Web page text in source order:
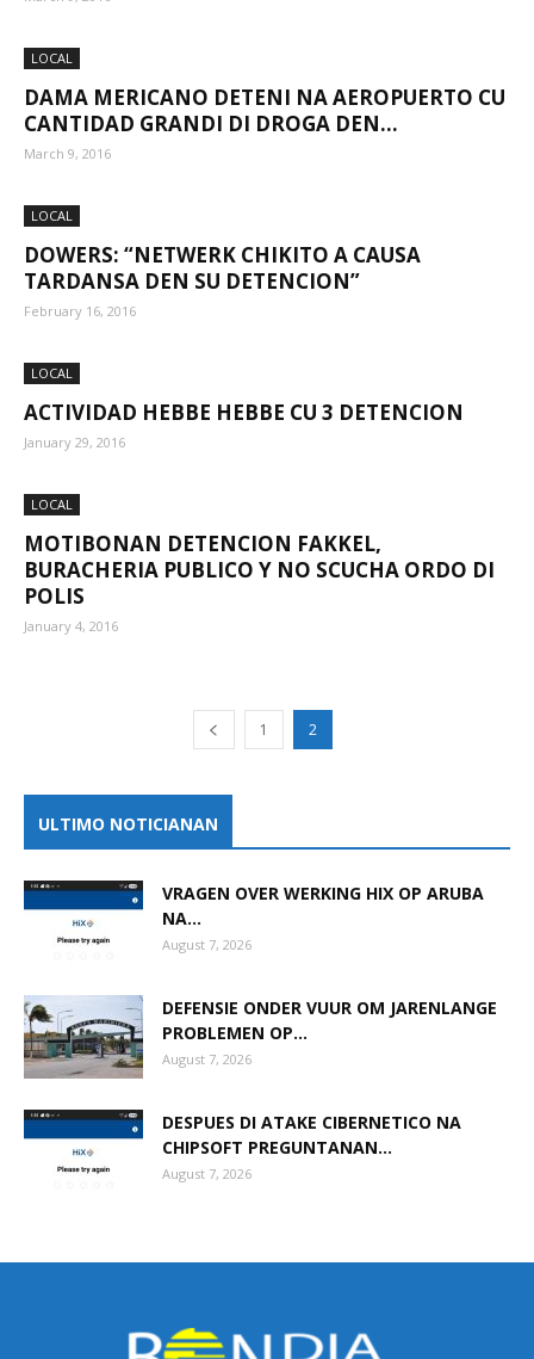
LOCAL
DAMA MERICANO DETENI NA AEROPUERTO CU
CANTIDAD GRANDI DI DROGA DEN...
March 9, 2016
LOCAL
DOWERS: “NETWERK CHIKITO A CAUSA
TARDANSA DEN SU DETENCION”
February 16, 2016
LOCAL
ACTIVIDAD HEBBE HEBBE CU 3 DETENCION
January 29, 2016
LOCAL
MOTIBONAN DETENCION FAKKEL,
BURACHERIA PUBLICO Y NO SCUCHA ORDO DI
POLIS
January 4, 2016
1 2
ULTIMO NOTICIANAN
VRAGEN OVER WERKING HIX OP ARUBA
NA...
August 7, 2026
DEFENSIE ONDER VUUR OM JARENLANGE
PROBLEMEN OP...
August 7, 2026
DESPUES DI ATAKE CIBERNETICO NA
CHIPSOFT PREGUNTANAN...
August 7, 2026